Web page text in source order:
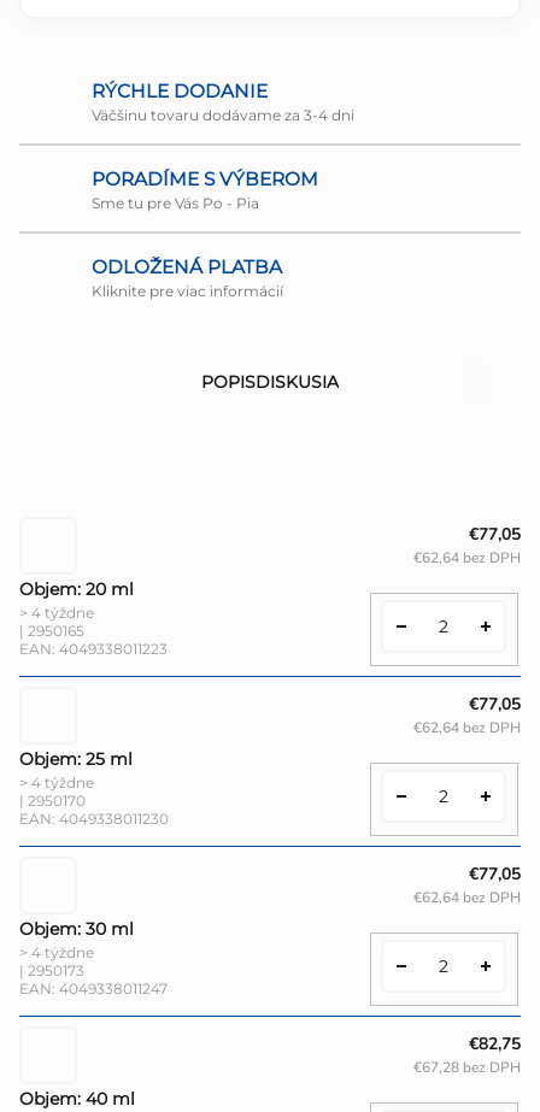
RÝCHLE DODANIE
Väčšinu tovaru dodávame za 3-4 dni
PORADÍME S VÝBEROM
Sme tu pre Vás Po - Pia
ODLOŽENÁ PLATBA
Kliknite pre viac informácií
POPISDISKUSIA
Objem: 20 ml
> 4 týždne
| 2950165
EAN: 4049338011223
€77,05
€62,64 bez DPH
Objem: 25 ml
> 4 týždne
| 2950170
EAN: 4049338011230
€77,05
€62,64 bez DPH
Objem: 30 ml
> 4 týždne
| 2950173
EAN: 4049338011247
€77,05
€62,64 bez DPH
Objem: 40 ml
€82,75
€67,28 bez DPH